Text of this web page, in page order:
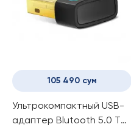
105 490 сум
Ультрокомпактный USB-
адаптер Blutooth 5.0 Tp-